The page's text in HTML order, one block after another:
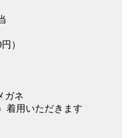
）
ガネ
着用いただきます